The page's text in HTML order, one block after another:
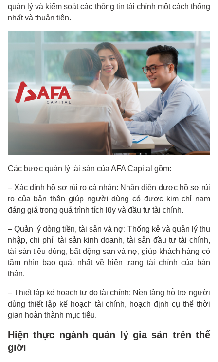
quản lý và kiểm soát các thông tin tài chính một cách thống
nhất và thuận tiện.
Các bước quản lý tài sản của AFA Capital gồm:
– Xác định hồ sơ rủi ro cá nhân: Nhận diện được hồ sơ rủi
ro của bản thân giúp người dùng có được kim chỉ nam
đáng giá trong quá trình tích lũy và đầu tư tài chính.
– Quản lý dòng tiền, tài sản và nợ: Thống kê và quản lý thu
nhập, chi phí, tài sản kinh doanh, tài sản đầu tư tài chính,
tài sản tiêu dùng, bất động sản và nợ, giúp khách hàng có
tầm nhìn bao quát nhất về hiện trạng tài chính của bản
thân.
– Thiết lập kế hoạch tự do tài chính: Nền tảng hỗ trợ người
dùng thiết lập kế hoạch tài chính, hoạch định cụ thể thời
gian hoàn thành mục tiêu.
Hiện thực ngành quản lý gia sản trên thế
giới